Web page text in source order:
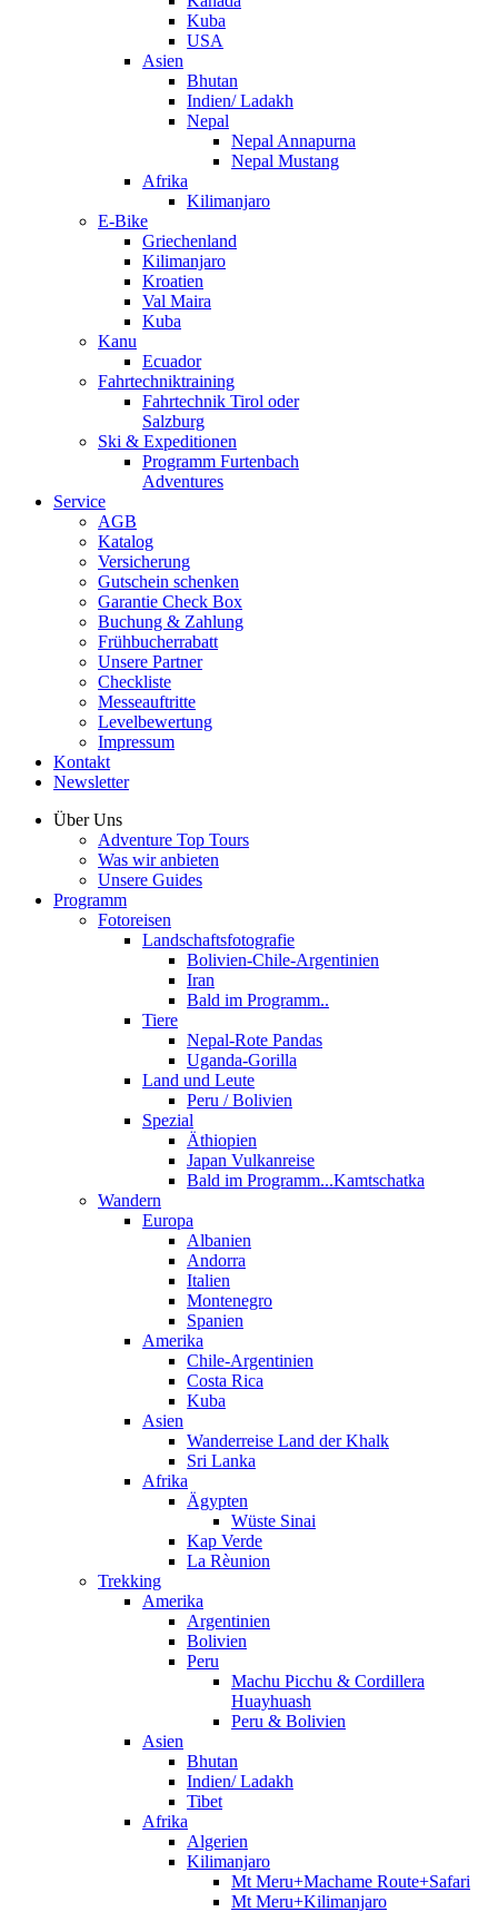
Kuba
USA
Asien
Bhutan
Indien/ Ladakh
Nepal
Nepal Annapurna
Nepal Mustang
Afrika
Kilimanjaro
E-Bike
Griechenland
Kilimanjaro
Kroatien
Val Maira
Kuba
Kanu
Ecuador
Fahrtechniktraining
Fahrtechnik Tirol oder
Salzburg
Ski & Expeditionen
Programm Furtenbach
Adventures
Service
AGB
Katalog
Versicherung
Gutschein schenken
Garantie Check Box
Buchung & Zahlung
Frühbucherrabatt
Unsere Partner
Checkliste
Messeauftritte
Levelbewertung
Impressum
Kontakt
Newsletter
Über Uns
Adventure Top Tours
Was wir anbieten
Unsere Guides
Programm
Fotoreisen
Landschaftsfotografie
Bolivien-Chile-Argentinien
Iran
Bald im Programm..
Tiere
Nepal-Rote Pandas
Uganda-Gorilla
Land und Leute
Peru / Bolivien
Spezial
Äthiopien
Japan Vulkanreise
Bald im Programm...Kamtschatka
Wandern
Europa
Albanien
Andorra
Italien
Montenegro
Spanien
Amerika
Chile-Argentinien
Costa Rica
Kuba
Asien
Wanderreise Land der Khalk
Sri Lanka
Afrika
Ägypten
Wüste Sinai
Kap Verde
La Rèunion
Trekking
Amerika
Argentinien
Bolivien
Peru
Machu Picchu & Cordillera
Huayhuash
Peru & Bolivien
Asien
Bhutan
Indien/ Ladakh
Tibet
Afrika
Algerien
Kilimanjaro
Mt Meru+Machame Route+Safari
Mt Meru+Kilimanjaro